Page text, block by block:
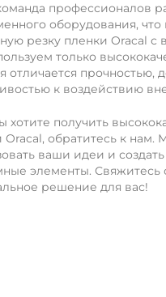
профессионалов
оборудования, что
резку пленки Oracal с
только
отличается прочностью,
к воздействию
хотите получить
Oracal, обратитесь к
ваши идеи и
элементы.
решение для вас!